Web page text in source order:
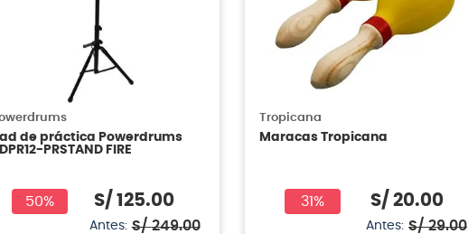
de práctica Powerdrums
PRSTAND FIRE
50% S/ 125.00
Antes: S/ 249.00
Tropicana
Maracas Tropicana
31% S/ 20.00
Antes: S/ 29.00